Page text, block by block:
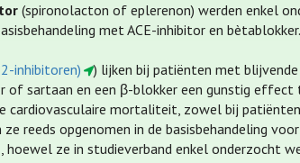
(spironolacton of eplerenon) werden enkel
met ACE-inhibitor en
inhibitoren)
) lijken bij patiënten met
of sartaan en een β-blokker een gunstig
mortaliteit, zowel bij
reeds opgenomen in de basisbehandeling
, hoewel ze in studieverband enkel onderzocht